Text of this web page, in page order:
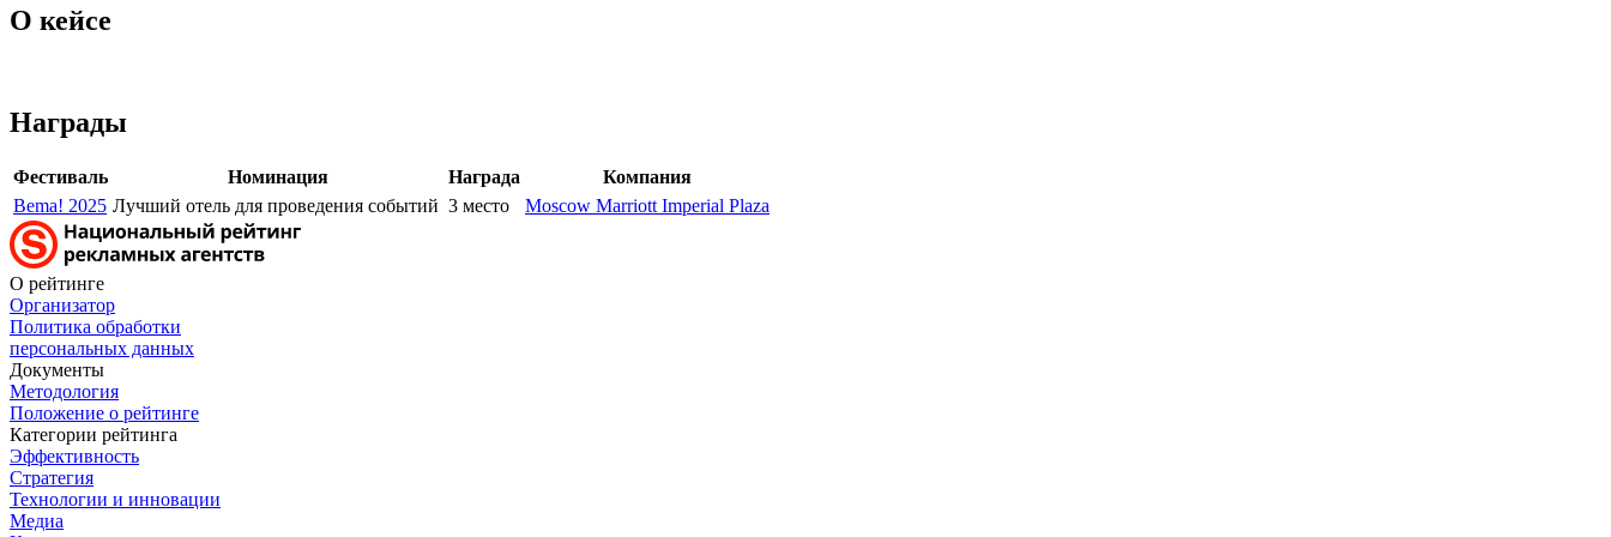
О кейсе
Награды
Фестиваль Номинация Награда
Компания
Bema! 2025 Лучший отель для проведения событий 3 место Moscow Marriott Imperial Plaza
О рейтинге
Организатор
Политика обработки
персональных данных
Документы
Методология
Положение о рейтинге
Категории рейтинга
Эффективность
Стратегия
Технологии и инновации
Медиа